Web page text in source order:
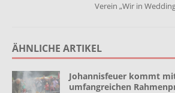
Verein „Wir in
ÄHNLICHE ARTIKEL
Johannisfeuer kommt
umfangreichen